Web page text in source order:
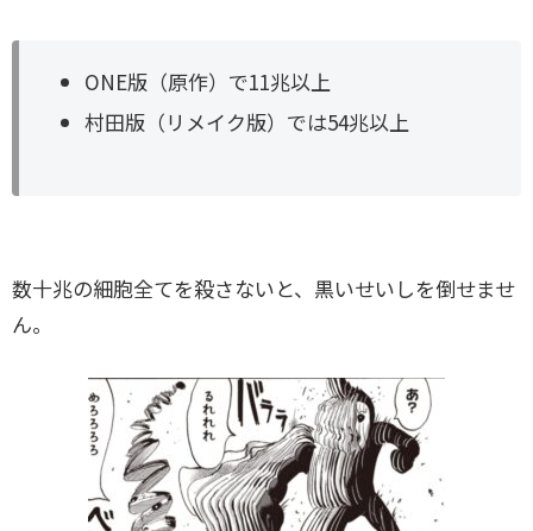
ONE版（原作）で11兆以上
村田版（リメイク版）では54兆以上
数十兆の細胞全てを殺さないと、黒いせいしを倒せませ
ん。